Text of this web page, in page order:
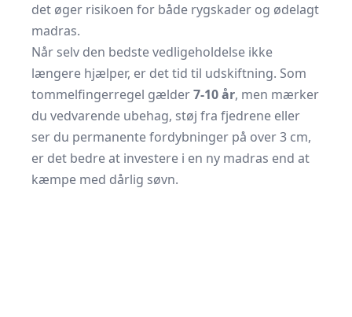
det øger risikoen for både rygskader og ødelagt
madras.
Når selv den bedste vedligeholdelse ikke
længere hjælper, er det tid til udskiftning. Som
tommelfingerregel gælder7-10 år, men mærker
du vedvarende ubehag, støj fra fjedrene eller
ser du permanente fordybninger på over 3 cm,
er det bedre at investere i en ny madras end at
kæmpe med dårlig søvn.